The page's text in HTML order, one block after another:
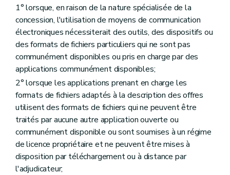
1° lorsque, en raison de la nature spécialisée de la
concession, l'utilisation de moyens de communication
électroniques nécessiterait des outils, des dispositifs ou
des formats de fichiers particuliers qui ne sont pas
communément disponibles ou pris en charge par des
applications communément disponibles;
2° lorsque les applications prenant en charge les
formats de fichiers adaptés à la description des offres
utilisent des formats de fichiers qui ne peuvent être
traités par aucune autre application ouverte ou
communément disponible ou sont soumises à un régime
de licence propriétaire et ne peuvent être mises à
disposition par téléchargement ou à distance par
l'adjudicateur;